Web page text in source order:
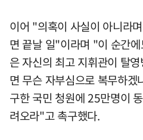
이어 "의혹이 사실이 아니라
면 끝날 일"이라며 "이 순간
은 자신의 최고 지휘관이 탈
면 무슨 자부심으로 복무하
구한 국민 청원에 25만명이
려오라"고 촉구했다.